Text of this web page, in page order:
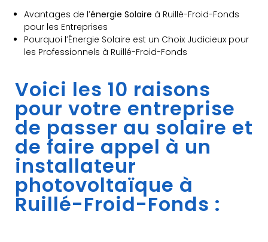
Avantages de l’énergie Solaire à Ruillé-Froid-Fonds
pour les Entreprises
Pourquoi l’Énergie Solaire est un Choix Judicieux pour
les Professionnels à Ruillé-Froid-Fonds
Voici les 10 raisons
pour votre entreprise
de passer au solaire et
de faire appel à un
installateur
photovoltaïque à
Ruillé-Froid-Fonds :